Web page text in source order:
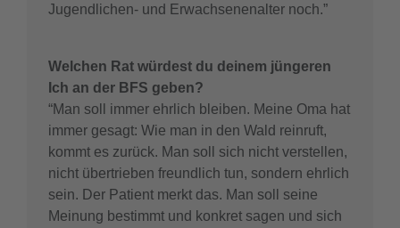
Jugendlichen- und Erwachsenenalter noch.”
Welchen Rat würdest du deinem jüngeren
Ich an der BFS geben?
“Man soll immer ehrlich bleiben. Meine Oma hat
immer gesagt: Wie man in den Wald reinruft,
kommt es zurück. Man soll sich nicht verstellen,
nicht übertrieben freundlich tun, sondern ehrlich
sein. Der Patient merkt das. Man soll seine
Meinung bestimmt und konkret sagen und sich